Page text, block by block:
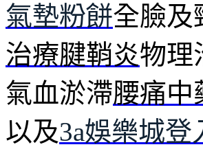
氣墊粉餅全臉及
治療腱鞘炎物理
氣血淤滯腰痛中
以及3a娛樂城登